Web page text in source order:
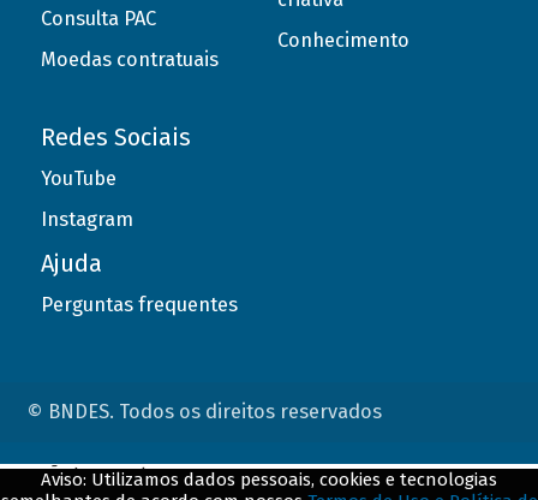
Consulta PAC
Moedas contratuais
Conhecimento
Redes Sociais
YouTube
Instagram
Ajuda
Perguntas frequentes
© BNDES. Todos os direitos reservados
Aviso: Utilizamos dados pessoais, cookies e tecnologias
ConteÃºdo complementar